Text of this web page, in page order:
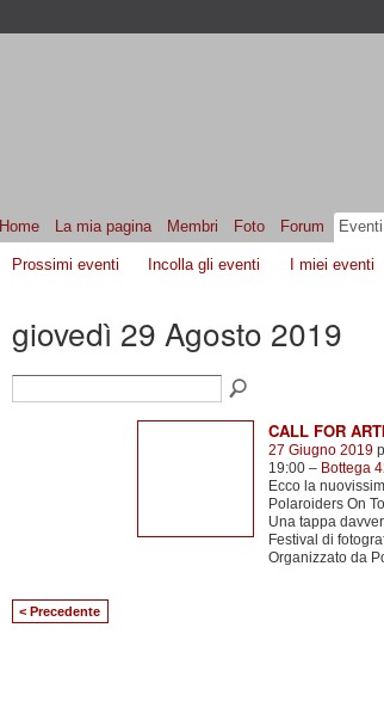
Home La mia pagina Membri Foto Forum Eventi
Prossimi eventi Incolla gli eventi I miei eventi
giovedì 29 Agosto 2019
CALL FOR
27 Giugno 2019
19:00 – Bottega
Ecco la
Polaroiders On
Una tappa
Festival di
Organizzato da
< Precedente